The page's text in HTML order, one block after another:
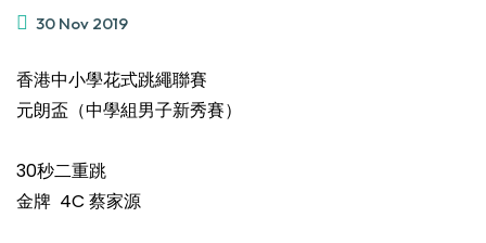
30 Nov 2019
香港中小學花式跳繩聯賽
元朗盃（中學組男子新秀賽）
30秒二重跳
金牌 4C 蔡家源